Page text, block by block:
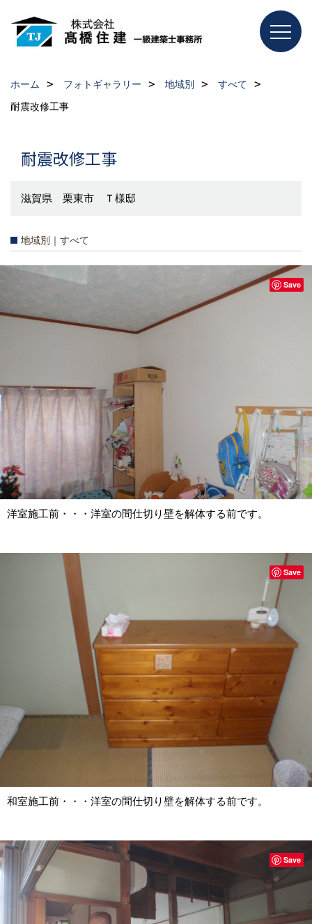
ホーム フォトギャラリー 地域別
すべて
耐震改修工事
耐震改修工事
滋賀県 栗東市 Ｔ様邸
地域別｜すべて
洋室施工前・・・洋室の間仕切り壁を解体する前です。
Save
和室施工前・・・洋室の間仕切り壁を解体する前です。
Save
Save